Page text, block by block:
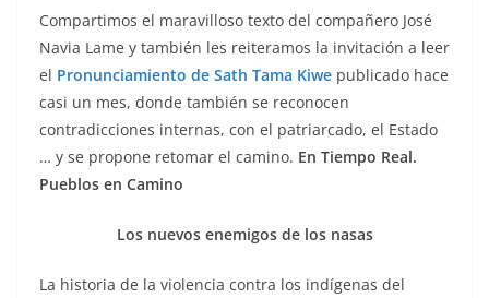
Compartimos el maravilloso texto del compañero José
Navia Lame y también les reiteramos la invitación a leer
el Pronunciamiento de Sath Tama Kiwe publicado hace
casi un mes, donde también se reconocen
contradicciones internas, con el patriarcado, el Estado
… y se propone retomar el camino. En Tiempo Real.
Pueblos en Camino
Los nuevos enemigos de los nasas
La historia de la violencia contra los indígenas del